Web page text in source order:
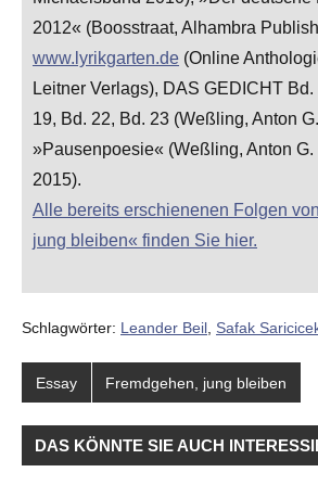
2012« (Boosstraat, Alhambra
www.lyrikgarten.de (Online
Leitner Verlags), DAS GEDICHT Bd.
19, Bd. 22, Bd. 23 (Weßling, Anton
»Pausenpoesie« (Weßling, Anton G.
2015).
Alle bereits erschienenen Folgen
jung bleiben« finden Sie hier.
Schlagwörter: Leander Beil Safak
Essay Fremdgehen, jung bleiben
DAS KÖNNTE SIE AUCH